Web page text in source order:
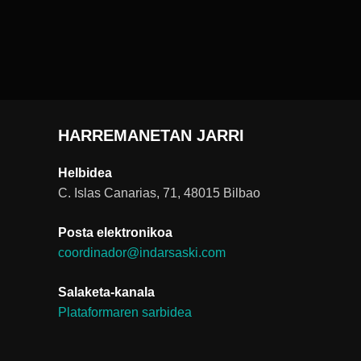
HARREMANETAN JARRI
Helbidea
C. Islas Canarias, 71, 48015 Bilbao
Posta elektronikoa
coordinador@indarsaski.com
Salaketa-kanala
Plataformaren sarbidea